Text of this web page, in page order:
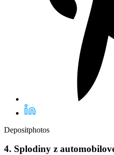
Depositphotos
4. Splodiny z